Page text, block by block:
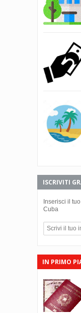
ISCRIVITI
Inserisci il
Cuba
IN PRIMO